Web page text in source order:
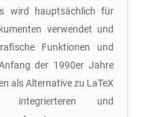
wird hauptsächlich für
verwendet und
Funktionen und
der 1990er Jahre
als Alternative zu LaTeX
und